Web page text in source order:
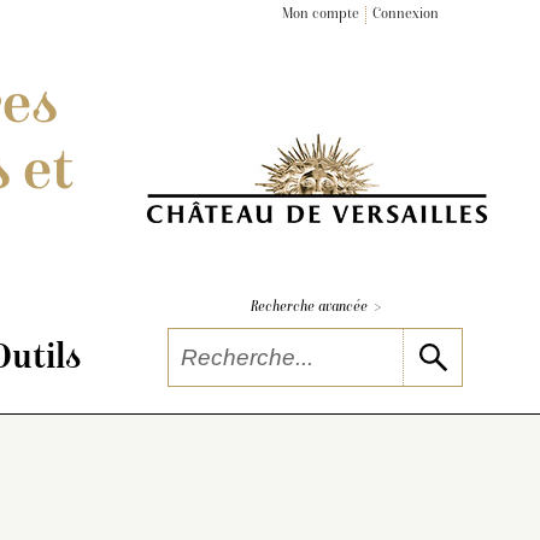
Mon compte Connexion
et
Recherche avancée >